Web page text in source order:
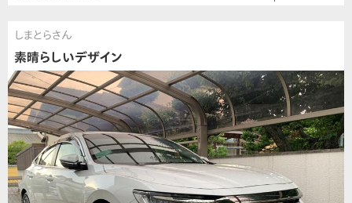
しまとらさん
素晴らしいデザイン